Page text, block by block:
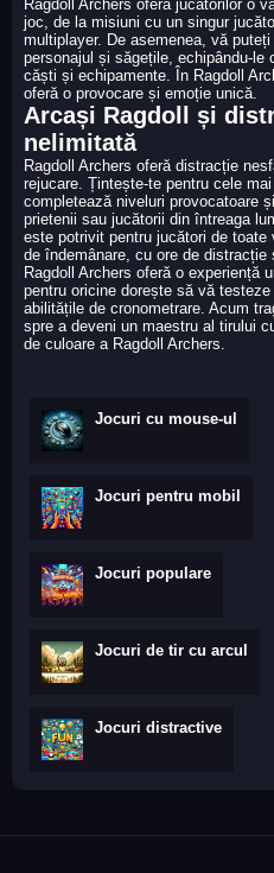
Ragdoll Archers oferă jucătorilor o
joc, de la misiuni cu un singur
multiplayer. De asemenea, vă
personajul și săgețile, echipându-le
căști și echipamente. În Ragdoll
oferă o provocare și emoție unică.
Arcași Ragdoll și
nelimitată
Ragdoll Archers oferă distracție
rejucare. Țintește-te pentru cele
completează niveluri provocatoare
prietenii sau jucătorii din întreaga
este potrivit pentru jucători de toate
de îndemânare, cu ore de distracție
Ragdoll Archers oferă o experiență
pentru oricine dorește să vă
abilitățile de cronometrare. Acum
spre a deveni un maestru al tirului
de culoare a Ragdoll Archers.
Jocuri cu mouse-ul
Jocuri pentru mobil
Jocuri populare
Jocuri de tir cu arcul
Jocuri distractive